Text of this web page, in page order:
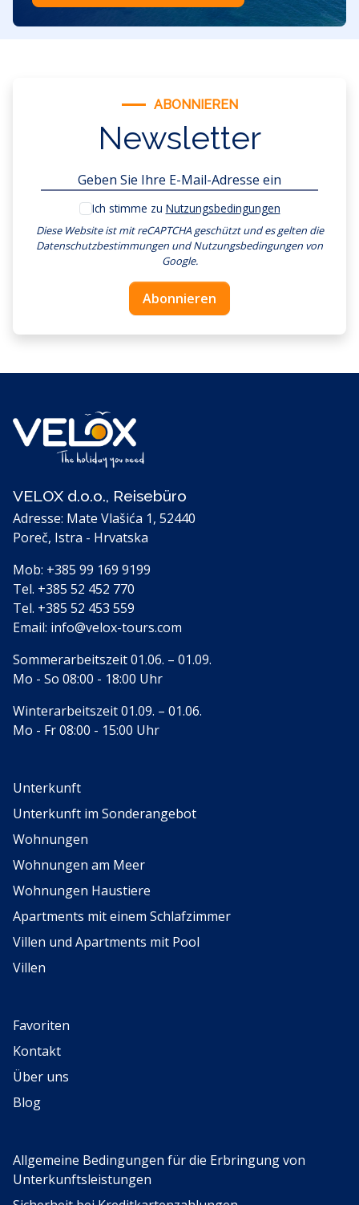
ABONNIEREN
Newsletter
Ich stimme zu Nutzungsbedingungen
Diese Website ist mit reCAPTCHA geschützt und es gelten die
Datenschutzbestimmungen undNutzungsbedingungen von
Google.
Abonnieren
VELOX d.o.o., Reisebüro
Adresse: Mate Vlašića 1, 52440
Poreč, Istra - Hrvatska
Mob: +385 99 169 9199
Tel. +385 52 452 770
Tel. +385 52 453 559
Email: info@velox-tours.com
Sommerarbeitszeit 01.06. – 01.09.
Mo - So 08:00 - 18:00 Uhr
Winterarbeitszeit 01.09. – 01.06.
Mo - Fr 08:00 - 15:00 Uhr
Unterkunft
Unterkunft im Sonderangebot
Wohnungen
Wohnungen am Meer
Wohnungen Haustiere
Apartments mit einem Schlafzimmer
Villen und Apartments mit Pool
Villen
Favoriten
Kontakt
Über uns
Blog
Allgemeine Bedingungen für die Erbringung von
Unterkunftsleistungen